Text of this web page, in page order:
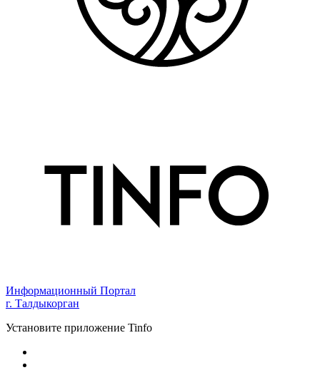
Информационный Портал
г. Талдыкорган
Установите приложение Tinfo